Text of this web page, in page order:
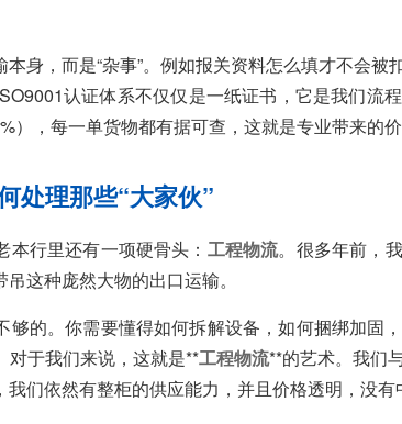
身，而是“杂事”。例如报关资料怎么填才不会
认证体系不仅仅是一纸证书，它是我们流
），每一单货物都有据可查，这就是专业带来的价
处理那些“大家伙”
行里还有一项硬骨头： 工程物流。很多年前，
这种庞然大物的出口运输。
够的。你需要懂得如何拆解设备，如何捆绑加固
对于我们来说，这就是**工程物流**的艺术。我们
们依然有整柜的供应能力，并且价格透明，没有